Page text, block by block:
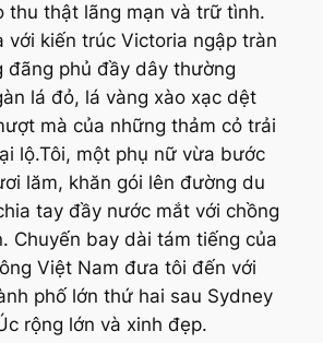
thu thật lãng mạn và trữ tình.
với kiến trúc Victoria ngập tràn
đãng phủ đầy dây thường
lá đỏ, lá vàng xào xạc dệt
mà của những thảm cỏ trải
lộ.Tôi, một phụ nữ vừa bước
lăm, khăn gói lên đường du
tay đầy nước mắt với chồng
Chuyến bay dài tám tiếng của
Việt Nam đưa tôi đến với
phố lớn thứ hai sau Sydney
rộng lớn và xinh đẹp.